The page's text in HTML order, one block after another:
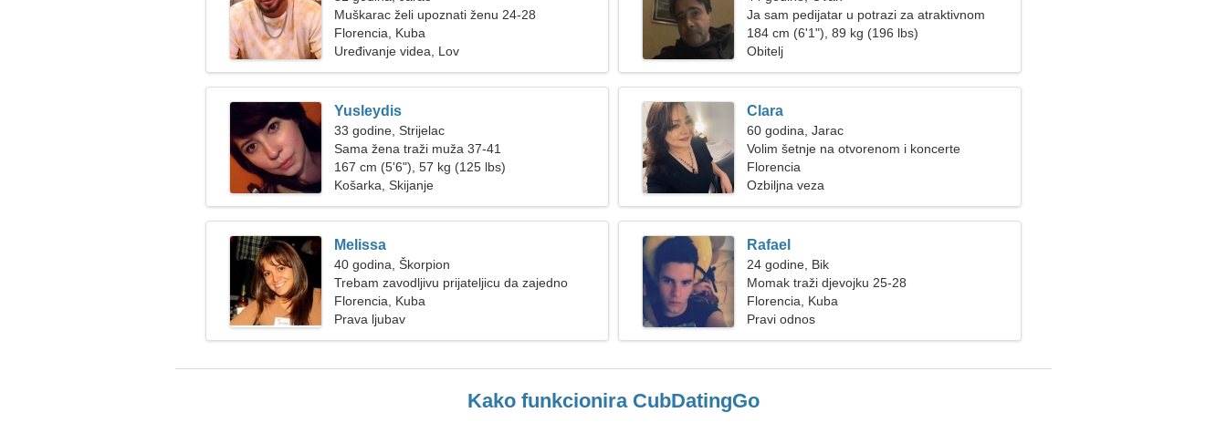
Muškarac želi upoznati ženu 24-28
Florencia, Kuba
Uređivanje videa, Lov
Ja sam pedijatar u potrazi za atraktivnom
ženom
184 cm (6'1"), 89 kg (196 lbs)
Obitelj
Yusleydis
33 godine, Strijelac
Sama žena traži muža 37-41
167 cm (5'6"), 57 kg (125 lbs)
Košarka, Skijanje
Clara
60 godina, Jarac
Volim šetnje na otvorenom i koncerte
Florencia
Ozbiljna veza
Melissa
40 godina, Škorpion
Trebam zavodljivu prijateljicu da zajedno
skijamo
Florencia, Kuba
Prava ljubav
Rafael
24 godine, Bik
Momak traži djevojku 25-28
Florencia, Kuba
Pravi odnos
Kako funkcionira CubDatingGo